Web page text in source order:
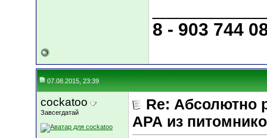
8 - 903 744
07.08.2015, 23:39
cockatoo
Завсегдатай
Re: Абсолютно
АРА из